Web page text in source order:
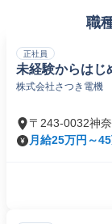
職
正社員
未経験からはじ
株式会社さつき電機
〒243-0032神
月給25万円～